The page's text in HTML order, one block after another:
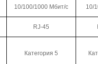
10/100/1000 Мбит/с 10/
RJ-45
Категория 5